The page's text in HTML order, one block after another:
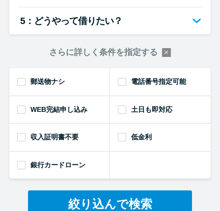
5：どうやって借りたい？
さらに詳しく条件を指定する
郵送物ナシ 電話番号指定可能
WEB完結申し込み 土日も即対応
収入証明書不要 低金利
銀行カードローン
絞り込んで検索